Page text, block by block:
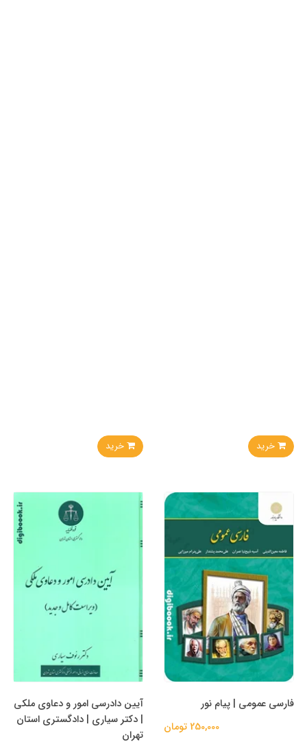
خرید خرید
فارسی عمومی | پیام نور
250,000 تومان
آیین دادرسی امور و دعاوی ملکی
| دکتر سیاری | دادگستری استان
تهران